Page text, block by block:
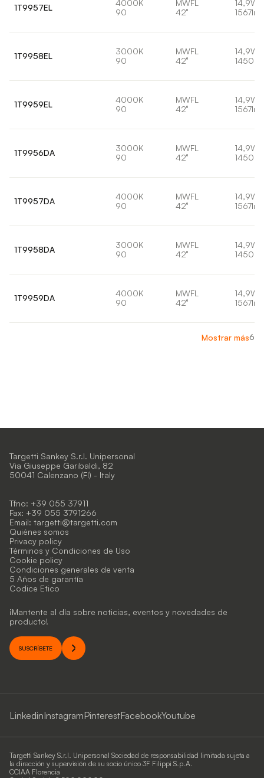
1T9957EL
4000K
90
MWFL
42°
14,9W
1567lm
1T9958EL
3000K
90
MWFL
42°
14,9W
1450lm
1T9959EL
4000K
90
MWFL
42°
14,9W
1567lm
1T9956DA
3000K
90
MWFL
42°
14,9W
1450lm
1T9957DA
4000K
90
MWFL
42°
14,9W
1567lm
1T9958DA
3000K
90
MWFL
42°
14,9W
1450lm
1T9959DA
4000K
90
MWFL
42°
14,9W
1567lm
Mostrar más6
Targetti Sankey S.r.l. Unipersonal
Via Giuseppe Garibaldi, 82
50041 Calenzano (FI) - Italy
Tfno: +39 055 37911
Fax: +39 055 3791266
Email: targetti@targetti.com
Quiénes somos
Privacy policy
Términos y Condiciones de Uso
Cookie policy
Condiciones generales de venta
5 Años de garantía
Codice Etico
¡Mantente al día sobre noticias, eventos y novedades de
producto!
SUSCRÍBETE
LinkedinInstagramPinterestFacebookYoutube
Targetti Sankey S.r.l. Unipersonal Sociedad de responsabilidad limitada sujeta a
la dirección y supervisión de su socio único 3F Filippi S.p.A.
CCIAA Florencia